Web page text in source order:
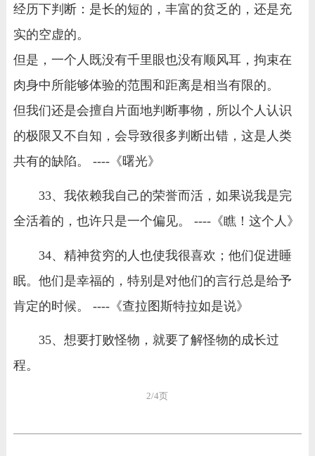
经历下判断：是长的短的，丰富的贫乏的，还是充
实的空虚的。
但是，一个人既没有千里眼也没有顺风耳，拘束在
肉身中所能够体验的范围和距离是相当有限的。
但我们还是会擅自片面地判断事物，所以个人认识
的极限又不自知，会导致很多判断出错，这是人类
共有的缺陷。 ----《曙光》
33、我依赖我自己的荣誉而活，如果说我是完
全活着的，也许只是一个偏见。 ----《瞧！这个人》
34、精神贫穷的人也使我很喜欢；他们促进睡
眠。他们是幸福的，特别是对他们的言行总是给予
肯定的时候。 ----《查拉图斯特拉如是说》
35、想要打败怪物，就要了解怪物的成长过
程。
2/4页